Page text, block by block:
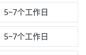
5~7个工作日
5~7个工作日